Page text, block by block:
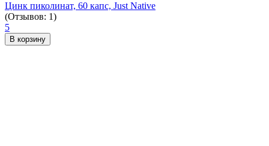
Цинк пиколинат, 60 капс, Just Native
(Отзывов: 1)
5
В корзину